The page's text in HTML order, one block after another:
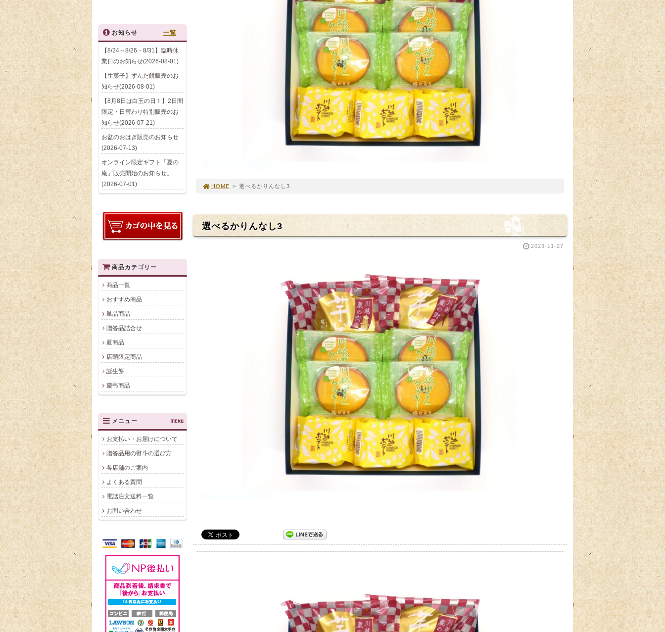
HOME > 選べるかりんなし3
選べるかりんなし3
2023-11-27
お知らせ 一覧
【8/24～8/26・8/31】臨時休
業日のお知らせ(2026-08-01)
【生菓子】ずんだ餅販売のお
知らせ(2026-08-01)
【8月8日は白玉の日！】2日間
限定・日替わり特別販売のお
知らせ(2026-07-21)
お盆のおはぎ販売のお知らせ
(2026-07-13)
オンライン限定ギフト「夏の
庵」販売開始のお知らせ。
(2026-07-01)
商品カテゴリー
商品一覧
おすすめ商品
単品商品
贈答品詰合せ
夏商品
店頭限定商品
誕生餅
慶弔商品
メニュー MENU
お支払い・お届けについて
贈答品用の熨斗の選び方
各店舗のご案内
よくある質問
電話注文送料一覧
お問い合わせ